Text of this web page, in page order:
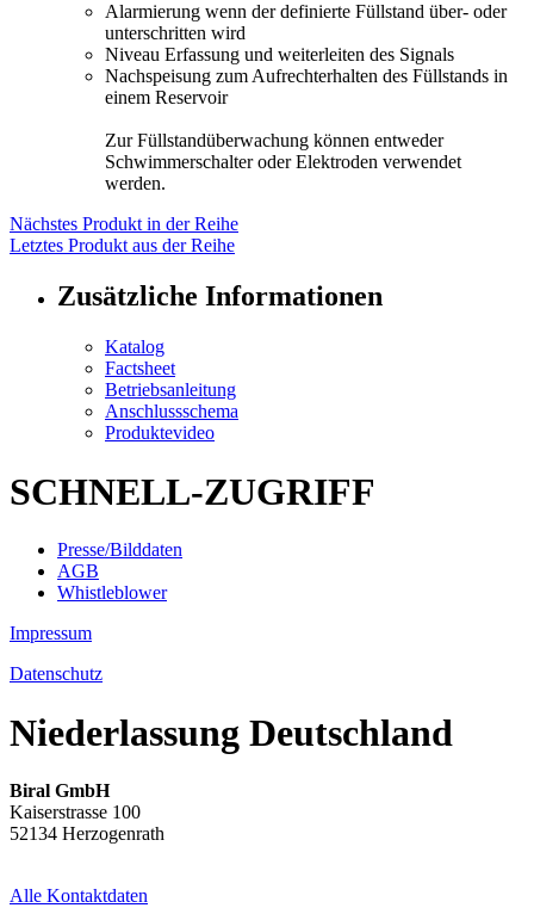
Alarmierung wenn der definierte Füllstand über- oder
unterschritten wird
Niveau Erfassung und weiterleiten des Signals
Nachspeisung zum Aufrechterhalten des Füllstands in
einem Reservoir
Zur Füllstandüberwachung können entweder
Schwimmerschalter oder Elektroden verwendet
werden.
Nächstes Produkt in der Reihe
Letztes Produkt aus der Reihe
Zusätzliche Informationen
Katalog
Factsheet
Betriebsanleitung
Anschlussschema
Produktevideo
SCHNELL-ZUGRIFF
Presse/Bilddaten
AGB
Whistleblower
Impressum
Datenschutz
Niederlassung Deutschland
Biral GmbH
Kaiserstrasse 100
52134 Herzogenrath
Alle Kontaktdaten